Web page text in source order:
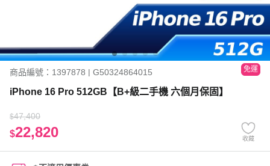
商品編號：1397878 | G50324864015 免運
iPhone 16 Pro 512GB【B+級二手機 六個月保固】
$47,400
$22,820 收藏